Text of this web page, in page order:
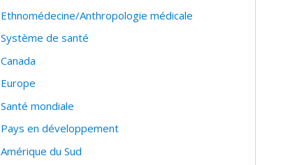
Ethnomédecine/Anthropologie médicale
Système de santé
Canada
Europe
Santé mondiale
Pays en développement
Amérique du Sud